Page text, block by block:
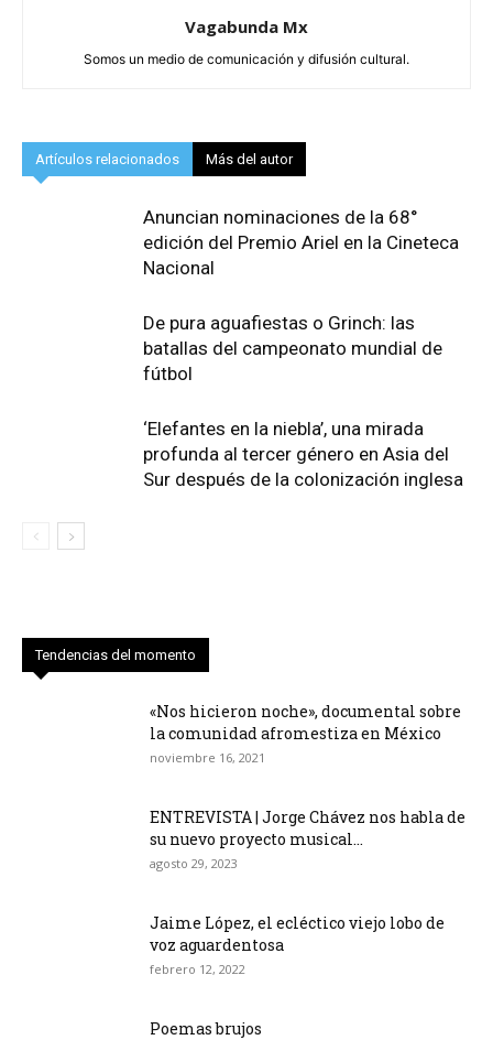
Vagabunda Mx
Somos un medio de comunicación y difusión cultural.
Artículos relacionados Más del autor
Anuncian nominaciones de la 68°
edición del Premio Ariel en la Cineteca
Nacional
De pura aguafiestas o Grinch: las
batallas del campeonato mundial de
fútbol
‘Elefantes en la niebla’, una mirada
profunda al tercer género en Asia del
Sur después de la colonización inglesa
Tendencias del momento
«Nos hicieron noche», documental sobre
la comunidad afromestiza en México
noviembre 16, 2021
ENTREVISTA | Jorge Chávez nos habla de
su nuevo proyecto musical...
agosto 29, 2023
Jaime López, el ecléctico viejo lobo de
voz aguardentosa
febrero 12, 2022
Poemas brujos